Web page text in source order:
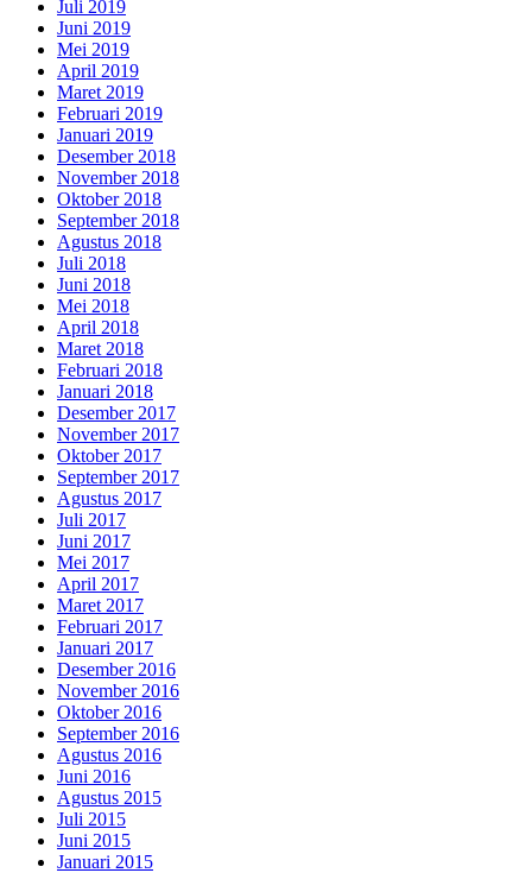
Juli 2019
Juni 2019
Mei 2019
April 2019
Maret 2019
Februari 2019
Januari 2019
Desember 2018
November 2018
Oktober 2018
September 2018
Agustus 2018
Juli 2018
Juni 2018
Mei 2018
April 2018
Maret 2018
Februari 2018
Januari 2018
Desember 2017
November 2017
Oktober 2017
September 2017
Agustus 2017
Juli 2017
Juni 2017
Mei 2017
April 2017
Maret 2017
Februari 2017
Januari 2017
Desember 2016
November 2016
Oktober 2016
September 2016
Agustus 2016
Juni 2016
Agustus 2015
Juli 2015
Juni 2015
Januari 2015